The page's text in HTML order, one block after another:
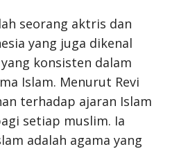
seorang aktris dan
yang juga dikenal
konsisten dalam
Islam. Menurut Revi
terhadap ajaran Islam
setiap muslim. Ia
adalah agama yang